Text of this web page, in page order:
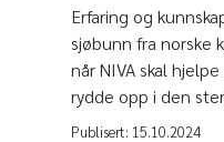
Erfaring og
sjøbunn fra norske
når NIVA skal
rydde opp i den
Publisert: 15.10.2024